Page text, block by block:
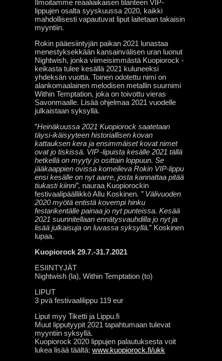
Ilmoitamme reaaliaikaisen tilanteen VIP-
lippujen osalta syyskuussa 2020, kaikki
mahdollisesti vapautuvat liput laitetaan takaisin
myyntiin.
Rokin pääesiintyjän paikan 2021 lunastaa
menestyksekkään kansainvälisen uran luonut
Nightwish, jonka viimeisimmästä Kuopiorock -
keikasta tulee kesällä 2021 kuluneeksi
yhdeksän vuotta. Toinen odotettu nimi on
alankomaalainen melodisen metallin suurnimi
Within Temptation, joka on toivottu vieras
Savonmaalle. Lisää ohjelmaa 2021 vuodelle
julkaistaan syksyllä.
”Heinäkuussa 2021 Kuopiorock saatetaan
täysi-ikäisyyteen historiallisen kovan
kattauksen kera ja ensimmäiset kovat nimet
ovat jo tiskissä. VIP -lipuista kesälle 2021 tällä
hetkellä on myyty jo osittain loppuun. Se
jääkaappien ovissa komeileva Rokin VIP-lippu
ensi kesälle on nyt aarre, josta kannattaa pitää
tiukasti kiinni”, nauraa Kuopiorockin
festivaalipäällikkö Allu Koskinen. ” Välivuoden
2020 myötä entistä kovempi hinku
festarikentälle painaa jo nyt punteissa. Kesää
2021 suunnitellaan ennätysvauhdilla jo nyt ja
lisää julkaisuja on luvassa syksyllä.” Koskinen
lupaa.
Kuopiorock 29.7.-31.7.2021
ESIINTYJÄT
Nightwish (la), Within Temptation (to)
LIPUT
3 pvä festivaalilippu 119 eur
Liput myy Tiketti ja Lippu.fi
Muut lipputyypit 2021 tapahtumaan tulevat
myyntiin syksyllä.
Kuopiorock 2020 lippujen palautuksesta voit
lukea lisää täältä: www.kuopiorock.fi/ukk